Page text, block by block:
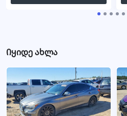
Იყიდე ახლა